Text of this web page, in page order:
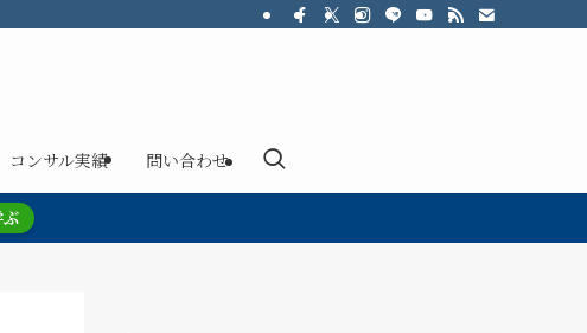
コンサル実績 問い合わせ